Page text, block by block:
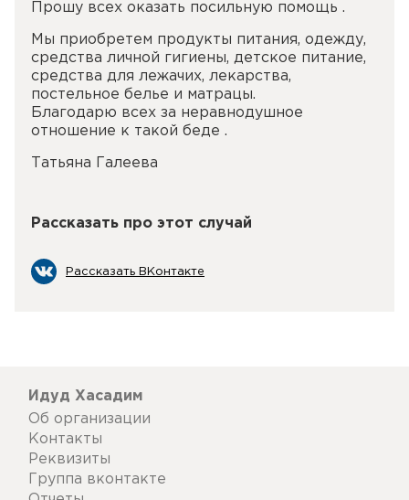
Прошу всех оказать посильную помощь .
Мы приобретем продукты питания, одежду,
средства личной гигиены, детское питание,
средства для лежачих, лекарства,
постельное белье и матрацы.
Благодарю всех за неравнодушное
отношение к такой беде .
Татьяна Галеева
Рассказать про этот случай
Рассказать ВКонтакте
Идуд Хасадим
Об организации
Контакты
Реквизиты
Группа вконтакте